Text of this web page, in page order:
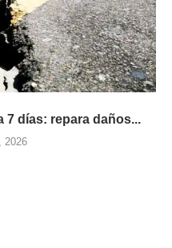
7 días: repara daños...
2026